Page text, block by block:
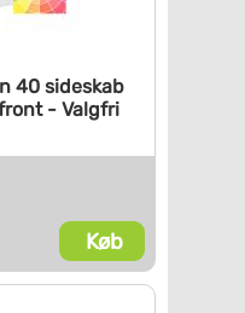
40 sideskab
- Valgfri
Køb